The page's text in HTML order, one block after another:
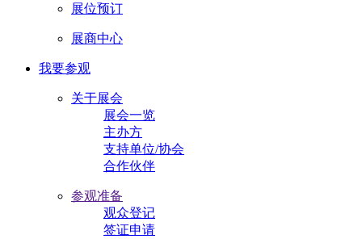
展位预订
展商中心
我要参观
关于展会
展会一览
主办方
支持单位/协会
合作伙伴
参观准备
观众登记
签证申请